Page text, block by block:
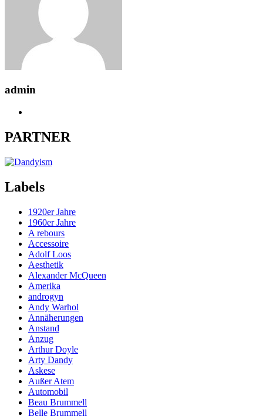
admin
PARTNER
Labels
1920er Jahre
1960er Jahre
A rebours
Accessoire
Adolf Loos
Aesthetik
Alexander McQueen
Amerika
androgyn
Andy Warhol
Annäherungen
Anstand
Anzug
Arthur Doyle
Arty Dandy
Askese
Außer Atem
Automobil
Beau Brummell
Belle Brummell